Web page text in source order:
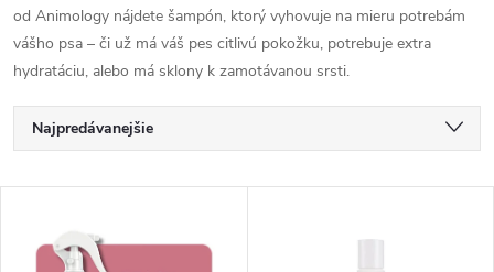
od Animology nájdete šampón, ktorý vyhovuje na mieru potrebám
vášho psa – či už má váš pes citlivú pokožku, potrebuje extra
hydratáciu, alebo má sklony k zamotávanou srsti.
R
a
d
Najpredávanejšie
Abecedne